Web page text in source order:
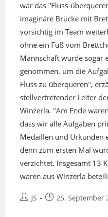
war das "Fluss-
imaginäre Brücke mit
vorsichtig im Team
ohne ein Fuß vom
Mannschaft wurde sogar
genommen, um die
Fluss zu überqueren",
stellvertretender Leiter
Winzerla. "Am Ende
dass wir alle Aufgaben
Medaillen und Urkunden
denn zum ersten Mal
verzichtet. Insgesamt 13
waren aus Winzerla
Beitrags-
JS
Beitrag25. September